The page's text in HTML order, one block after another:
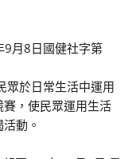
9月8日國健社字第
眾於日常生活中運用
，使民眾運用生活
動。